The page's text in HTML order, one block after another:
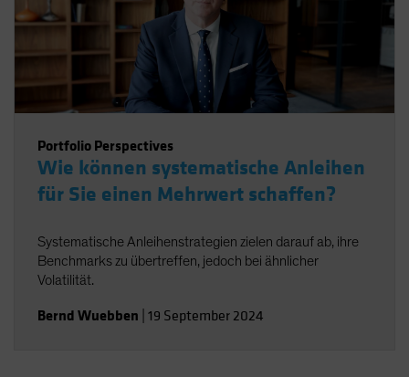
Portfolio Perspectives
Wie können systematische Anleihen
für Sie einen Mehrwert schaffen?
Systematische Anleihenstrategien zielen darauf ab, ihre
Benchmarks zu übertreffen, jedoch bei ähnlicher
Volatilität.
Bernd Wuebben 19 September 2024